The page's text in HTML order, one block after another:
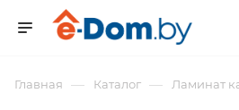
Главная — Каталог — Ламинат